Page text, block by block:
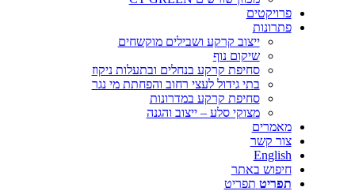
פרויקטים
פתרונות
ייצוב קרקע ושבילים מוקשחים
שיקום נוף
סחיפת קרקע בנחלים ובתעלות ניקוז
בתי גידול לעצי רחוב והפחתת מי נגר
סחיפת קרקע במדרונות
מצוקי סלע – ייצוב והגנה
מאמרים
צור קשר
English
חיפוש באתר
תפריט תפריט